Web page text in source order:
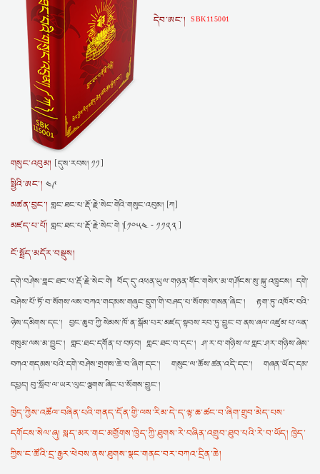
དེབ་ཨང་།SBK115001
གསུང་འབུམ། [དུས་རབས། ༡༡]
སྤྱིའི་ཨང་། ༤༩
མཚན་བྱང་། གླང་ཐང་པ་རྡོ་རྗེ་སེང་གེའི་གསུང་འབུམ། [ཀ]
མཛད་པ་པོ། གླང་ཐང་པ་རྡོ་རྗེ་སེང་གེ །[༡༠༥༤ - ༡༡༢༣ ]
ངོ་སྤྲོད་མདོར་བསྡུས།
དགེ་བཤེས་གླང་ཐང་པ་རྡོ་རྗེ་སེང་གེ། བོད་དུ་འཕན་ཡུལ་གཉན་གོང་གསེར་མ་གཤོངས་སུ་སྐུ་འཁྲུངས། དགེ་
བཤེས་པོ་ཏོ་བ་སོགས་ལས་བཀའ་གདམས་གཞུང་དྲུག་གི་བཤད་པ་སོགས་གསན་ཞིང་། རྟག་ཏུ་འཁོར་བའི་
ཉེས་དམིགས་དང་། བྱང་ཆུབ་ཀྱི་སེམས་ཁོ་ན་སྒོམ་པར་མཛད་སྟབས་རབ་ཏུ་བྱུང་བ་ནས་ཞལ་འཛུམ་པ་ལན་
གསུམ་ལས་མ་བྱུང་། གླང་ཐང་དགོན་པ་བཏབ། གླང་ཐང་བ་དང་། ཤ་ར་བ་གཉིས་ལ་གླང་ཤར་གཉིས་ཞེས་
བཀའ་གདམས་པའི་དགེ་བཤེས་གྲགས་ཆེ་བ་ཞིག་དང་། གསུང་ལ་ཆོས་ཚན་འདི་དང་། གཞན་ཡོད་དམ་
དཔྱད། བུ་སློབ་ལ་ཡར་ལུང་ལྕགས་ཞིང་པ་སོགས་བྱུང་།
ཁྱེད་ཀྱིས་འཚོལ་བཞིན་པའི་གནད་དོན་གྱི་ལས་རིམ་དེ་ད་ལྟ་ཆ་ཚང་བ་ཞིག་གྲུབ་མེད་པས་
དགོངས་སེལ་ཞུ། སླད་མར་གང་མགྱོགས་ཁྱེད་ཀྱི་ཐུགས་རེ་བཞིན་འགྲུབ་ཐུབ་པའི་རེ་བ་ཡོད། ཁྱེད་
ཀྱིས་ང་ཚོའི་དྲ་རྒྱར་ཕེབས་ནས་ཐུགས་སྣང་གནང་བར་བཀའ་དྲིན་ཆེ།